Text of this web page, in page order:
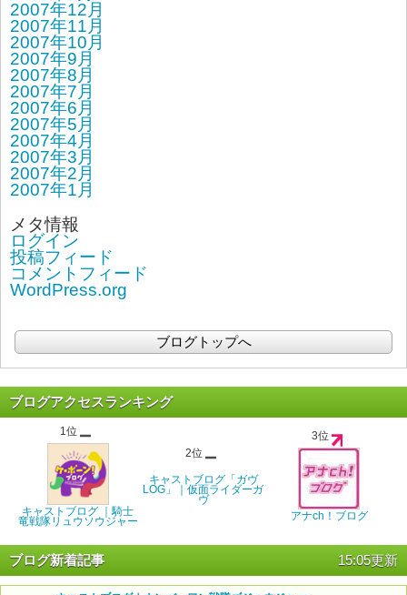
2007年12月
2007年11月
2007年10月
2007年9月
2007年8月
2007年7月
2007年6月
2007年5月
2007年4月
2007年3月
2007年2月
2007年1月
メタ情報
ログイン
投稿フィード
コメントフィード
WordPress.org
ブログトップへ
ブログアクセスランキング
1位
キャストブログ ｜騎士
竜戦隊リュウソウジャー
2位
キャストブログ「ガヴ
LOG」｜仮面ライダーガ
ヴ
3位
アナch！ブログ
ブログ新着記事 15:05更新